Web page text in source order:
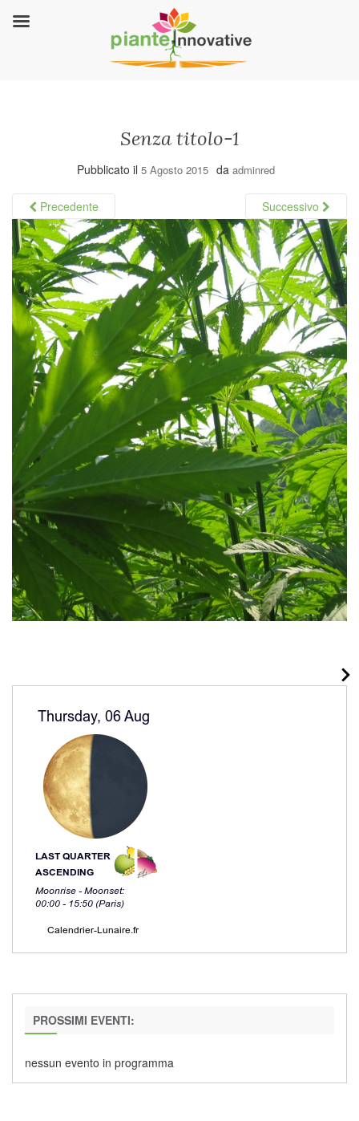
Senza titolo-1
Pubblicato il 5 Agosto 2015 da adminred
Precedente Successivo
PROSSIMI EVENTI:
nessun evento in programma